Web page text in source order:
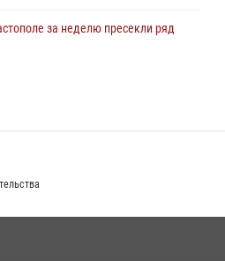
за неделю пресекли ряд
подозреваемого в краже